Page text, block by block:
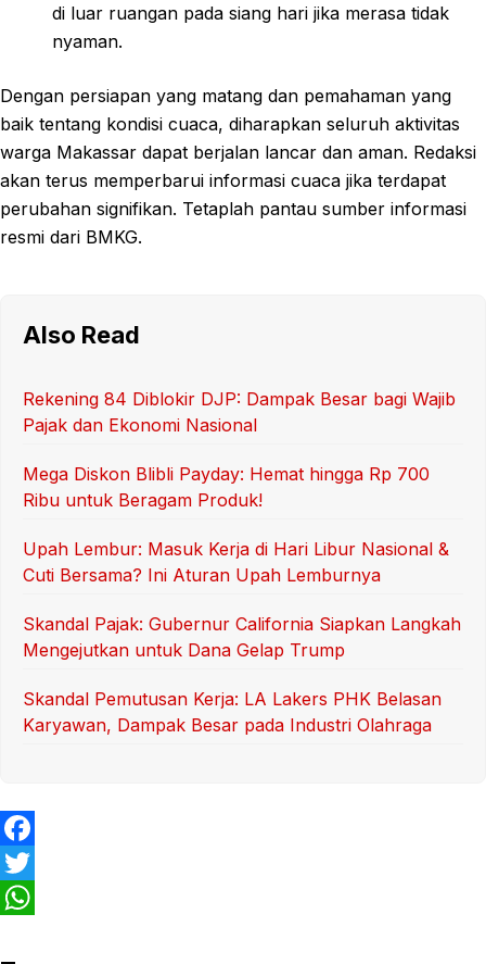
di luar ruangan pada siang hari jika merasa tidak
nyaman.
Dengan persiapan yang matang dan pemahaman yang
baik tentang kondisi cuaca, diharapkan seluruh aktivitas
warga Makassar dapat berjalan lancar dan aman. Redaksi
akan terus memperbarui informasi cuaca jika terdapat
perubahan signifikan. Tetaplah pantau sumber informasi
resmi dari BMKG.
Also Read
Rekening 84 Diblokir DJP: Dampak Besar bagi Wajib
Pajak dan Ekonomi Nasional
Mega Diskon Blibli Payday: Hemat hingga Rp 700
Ribu untuk Beragam Produk!
Upah Lembur: Masuk Kerja di Hari Libur Nasional &
Cuti Bersama? Ini Aturan Upah Lemburnya
Skandal Pajak: Gubernur California Siapkan Langkah
Mengejutkan untuk Dana Gelap Trump
Skandal Pemutusan Kerja: LA Lakers PHK Belasan
Karyawan, Dampak Besar pada Industri Olahraga
F
aT